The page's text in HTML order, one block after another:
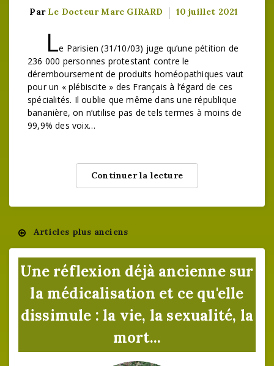
Par Le Docteur Marc GIRARD 10 juillet 2021
Le Parisien (31/10/03) juge qu’une pétition de
236 000 personnes protestant contre le
déremboursement de produits homéopathiques vaut
pour un « plébiscite » des Français à l’égard de ces
spécialités. Il oublie que même dans une république
bananière, on n’utilise pas de tels termes à moins de
99,9% des voix…
Continuer la lecture
Navigation
des
articles
Articles plus anciens
Une réflexion déjà ancienne sur
la médicalisation et ce qu'elle
dissimule : la vie, la sexualité, la
mort...